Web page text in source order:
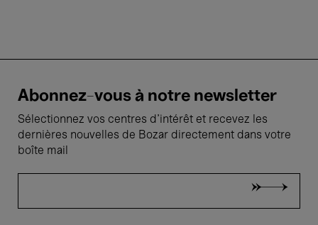
Abonnez-vous à notre newsletter
Sélectionnez vos centres d'intérêt et recevez les
dernières nouvelles de Bozar directement dans votre
boîte mail